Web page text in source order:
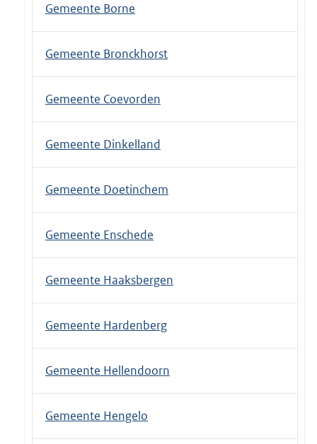
Gemeente Borne
Gemeente Bronckhorst
Gemeente Coevorden
Gemeente Dinkelland
Gemeente Doetinchem
Gemeente Enschede
Gemeente Haaksbergen
Gemeente Hardenberg
Gemeente Hellendoorn
Gemeente Hengelo